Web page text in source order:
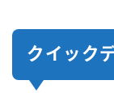
クイック